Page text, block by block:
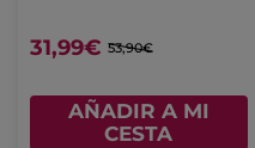
31,99€ 53,90€
AÑADIR A MI
CESTA